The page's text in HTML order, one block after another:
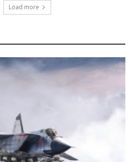
Load more